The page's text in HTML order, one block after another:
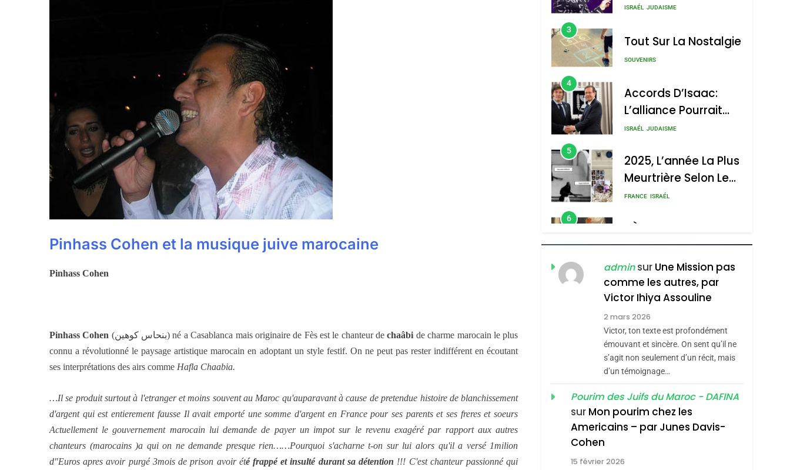
Pinhass Cohen et la musique juive marocaine
Pinhass Cohen
Pinhass Cohen (بنحاس كوهين) né a Casablanca mais originaire de Fès est le chanteur dechaâbi de charme marocain le plus
connu a révolutionné le paysage artistique marocain en adoptant un style festif. On ne peut pas rester indifférent en écoutant
ses interprétations des airs comme Hafla Chaabia.
…Il se produit surtout à l'etranger et moins souvent au Maroc qu'auparavant à cause de pretendue histoire de blanchissement
d'argent qui est entierement fausse Il avait emporté une somme d'argent en France pour ses parents et ses freres et soeurs
Actuellement le gouvernement marocain lui demande de payer un impot sur le revenu exagéré par rapport aux autres
chanteurs (marocains )a qui on ne demande presque rien……Pourquoi s'acharne t-on sur lui alors qu'il a versé 1milion
d"Euros apres avoir purgé 3mois de prison avoir été frappé et insulté durant sa détention !!! C'est chanteur passionné qui
Nouvelle Chanson De
ISRAÉL JUDAISME
3
Tout Sur La Nostalgie
SOUVENIRS
4
Accords D’Isaac:
L’alliance Pourrait
S’étendre À 13 Pays
ISRAÉL JUDAISME
5
2025, L’année La Plus
Meurtrière Selon Le
Rapport D’ADL
FRANCE ISRAÉL
6
FIÈRE, DIGNE ET
RÉSILIENTE :
POURQUOI JE
REVENDIQUE MA
JUDAÏTE Par Thérèse
Zrihen-Dvir
ISRAÉL JUDAISME
CE QUI NOUS
MANQUE – Jacques
Hadida
JUDAISME
Maroc : Les Amandes
De Tafraout, Le Miel
De Tadla Azilal
Consacrés Produits
Du Terroir
DAFINA MAROC
Oeil Ravageur –
adminsur Une Mission pas
comme les autres, par
Victor Ihiya Assouline
2 mars 2026
Victor, ton texte est profondément
émouvant et sincère. On sent qu’il ne
s’agit non seulement d’un récit, mais
d’un témoignage…
Pourim des Juifs du Maroc - DAFINA
sur Mon pourim chez les
Americains – par Junes Davis-
Cohen
15 février 2026